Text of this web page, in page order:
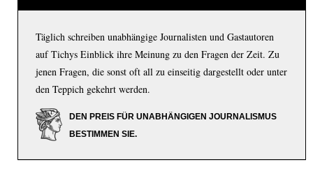
Täglich schreiben unabhängige Journalisten und Gastautoren
auf Tichys Einblick ihre Meinung zu den Fragen der Zeit. Zu
jenen Fragen, die sonst oft all zu einseitig dargestellt oder unter
den Teppich gekehrt werden.
DEN PREIS FÜR UNABHÄNGIGEN JOURNALISMUS
BESTIMMEN SIE.